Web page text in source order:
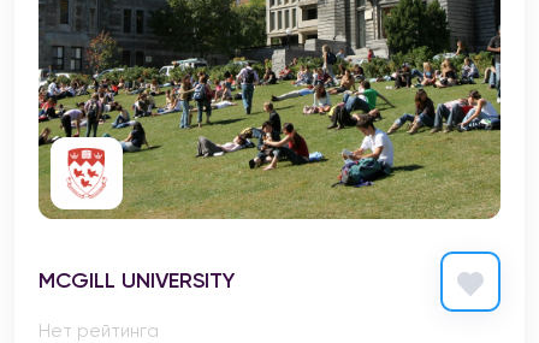
MCGILL UNIVERSITY
Нет рейтинга